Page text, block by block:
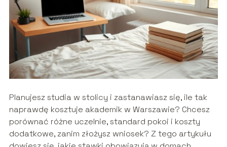
Planujesz studia w stolicy i zastanawiasz się, ile tak
naprawdę kosztuje akademik w Warszawie? Chcesz
porównać różne uczelnie, standard pokoi i koszty
dodatkowe, zanim złożysz wniosek? Z tego artykułu